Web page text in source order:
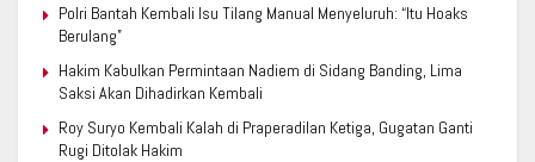
Polri Bantah Kembali Isu Tilang Manual Menyeluruh: “Itu Hoaks
Berulang”
Hakim Kabulkan Permintaan Nadiem di Sidang Banding, Lima
Saksi Akan Dihadirkan Kembali
Roy Suryo Kembali Kalah di Praperadilan Ketiga, Gugatan Ganti
Rugi Ditolak Hakim